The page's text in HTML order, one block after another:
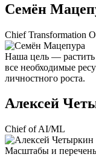
Семён
Chief Transformation
Наша цель — растить
все необходимые
личностного роста.
Алексей
Chief of AI/ML
Масштабы и